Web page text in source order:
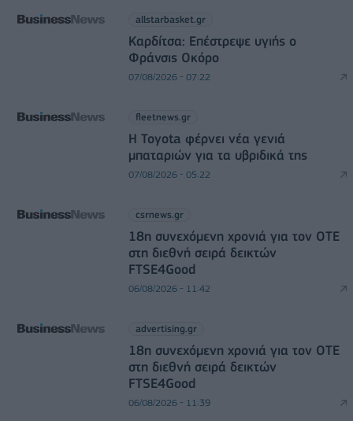
allstarbasket.gr
Καρδίτσα: Επέστρεψε υγιής ο
Φράνσις Οκόρο
07/08/2026 - 07:22
fleetnews.gr
Η Toyota φέρνει νέα γενιά
μπαταριών για τα υβριδικά της
07/08/2026 - 05:22
csrnews.gr
18η συνεχόμενη χρονιά για τον ΟΤΕ
στη διεθνή σειρά δεικτών
FTSE4Good
06/08/2026 - 11:42
advertising.gr
18η συνεχόμενη χρονιά για τον ΟΤΕ
στη διεθνή σειρά δεικτών
FTSE4Good
06/08/2026 - 11:39